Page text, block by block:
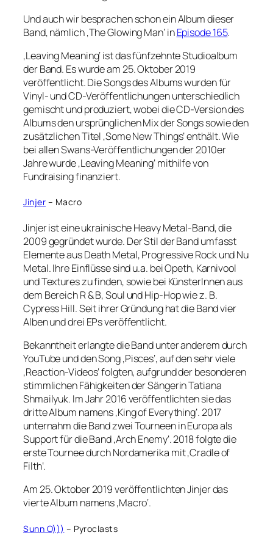
Und auch wir besprachen schon ein Album dieser
Band, nämlich ‚The Glowing Man‘ inEpisode 165.
‚Leaving Meaning‘ ist das fünfzehnte Studioalbum
der Band. Es wurde am 25. Oktober 2019
veröffentlicht. Die Songs des Albums wurden für
Vinyl- und CD-Veröffentlichungen unterschiedlich
gemischt und produziert, wobei die CD-Version des
Albums den ursprünglichen Mix der Songs sowie den
zusätzlichen Titel ‚Some New Things‘ enthält. Wie
bei allen Swans-Veröffentlichungen der 2010er
Jahre wurde ‚Leaving Meaning‘ mithilfe von
Fundraising finanziert.
Jinjer – Macro
Jinjer ist eine ukrainische Heavy Metal-Band, die
2009 gegründet wurde. Der Stil der Band umfasst
Elemente aus Death Metal, Progressive Rock und Nu
Metal. Ihre Einflüsse sind u.a. bei Opeth, Karnivool
und Textures zu finden, sowie bei KünsterInnen aus
dem Bereich R & B, Soul und Hip-Hop wie z. B.
Cypress Hill. Seit ihrer Gründung hat die Band vier
Alben und drei EPs veröffentlicht.
Bekanntheit erlangte die Band unter anderem durch
YouTube und den Song ‚Pisces‘, auf den sehr viele
‚Reaction-Videos‘ folgten, aufgrund der besonderen
stimmlichen Fähigkeiten der Sängerin Tatiana
Shmailyuk. Im Jahr 2016 veröffentlichten sie das
dritte Album namens ‚King of Everything‘. 2017
unternahm die Band zwei Tourneen in Europa als
Support für die Band ‚Arch Enemy‘. 2018 folgte die
erste Tournee durch Nordamerika mit ‚Cradle of
Filth‘.
Am 25. Oktober 2019 veröffentlichten Jinjer das
vierte Album namens ‚Macro‘.
Sunn O))) – Pyroclasts